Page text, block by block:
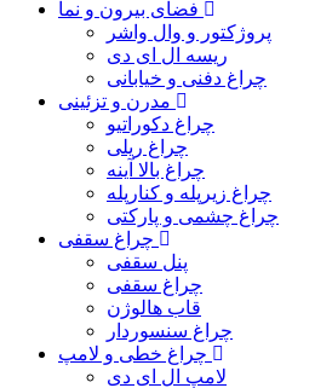
پروژکتور و وال واشر
ریسه ال ای دی
چراغ دفنی و خیابانی
چراغ دکوراتیو
چراغ ریلی
چراغ بالا آینه
چراغ زیرپله و کنارپله
چراغ چشمی و پارکتی
پنل سقفی
چراغ سقفی
قاب هالوژن
چراغ سنسوردار
لامپ ال ای دی